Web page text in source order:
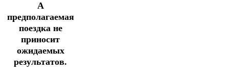
А
предполагаемая
поездка не
приносит
ожидаемых
результатов.